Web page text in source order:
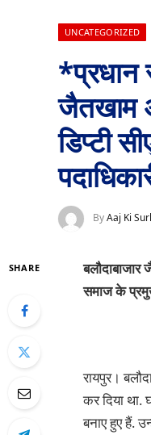
UNCATEGORIZED
*प्रधान
जैतखाम
डिप्टी
ByAaj Ki
SHARE
समाज के
रायपुर।
कर दिया था.
बनाए हुए हैं.